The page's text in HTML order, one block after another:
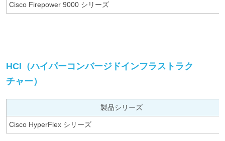
Cisco Firepower 9000 シリーズ
HCI（ハイパーコンバージドインフラストラク
チャー）
製品シリーズ
Cisco HyperFlex シリーズ